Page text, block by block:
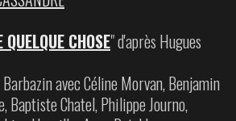
CHOSE" d'après Hugues
avec Céline Morvan, Benjamin
Baptiste Chatel, Philippe Journo,